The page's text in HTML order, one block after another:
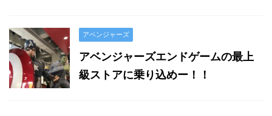
アベンジャーズ
アベンジャーズエンドゲームの最上
級ストアに乗り込めー！！